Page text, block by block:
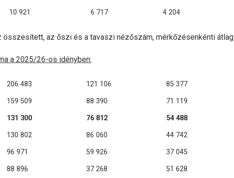
10 921 6 717 4 204
összesített, az őszi és a tavaszi nézőszám, mérkőzésenkénti átlag
a 2025/26-os idényben:
206 483 121 106 85 377
159 509 88 390 71 119
131 300 76 812 54 488
130 802 86 060 44 742
96 971 59 926 37 045
88 896 37 268 51 628